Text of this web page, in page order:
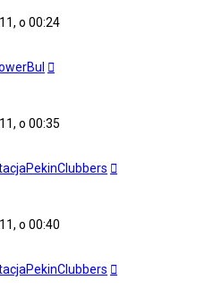
o 00:24
o 00:35
o 00:40